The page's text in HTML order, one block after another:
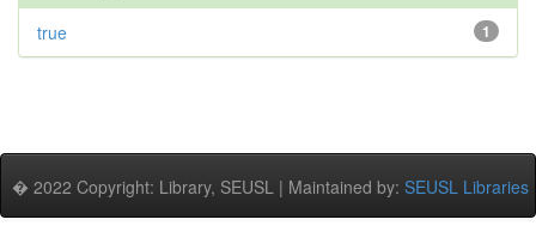
1
true
� 2022 Copyright: Library, SEUSL | Maintained by: SEUSL Libraries